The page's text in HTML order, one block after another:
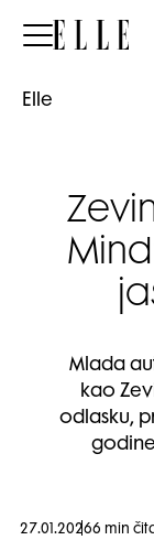
Elle
Elle
Mlada
kao
odlasku,
27.01.20266 min